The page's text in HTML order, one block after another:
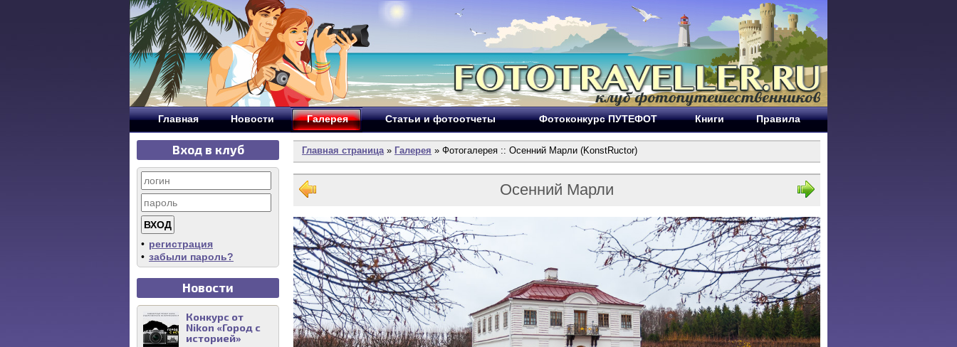
Главная Новости Галерея Статьи и фотоотчеты Фотоконкурс ПУТЕФОТ Книги Правила
Вход в клуб
• регистрация
• забыли пароль?
Новости
Конкурс от
Nikon «Город с
историей»
Главная страница» Галерея » Фотогалерея :: Осенний Марли (KonstRuctor)
Осенний Марли